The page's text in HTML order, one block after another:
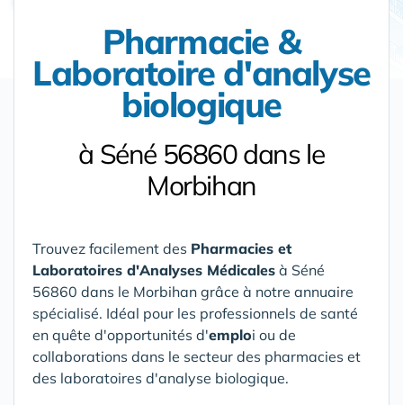
Pharmacie &
Laboratoire d'analyse
biologique
à Séné 56860 dans le
Morbihan
Trouvez facilement des Pharmacies et
Laboratoires d'Analyses Médicales à Séné
56860 dans le Morbihan grâce à notre annuaire
spécialisé. Idéal pour les professionnels de santé
en quête d'opportunités d'emploi ou de
collaborations dans le secteur des pharmacies et
des laboratoires d'analyse biologique.